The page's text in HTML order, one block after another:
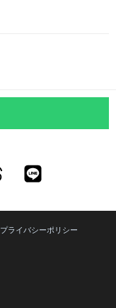
プライバシーポリシー